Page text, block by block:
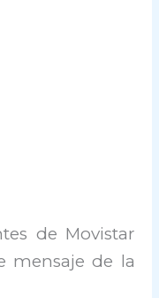
de Movistar
mensaje de la